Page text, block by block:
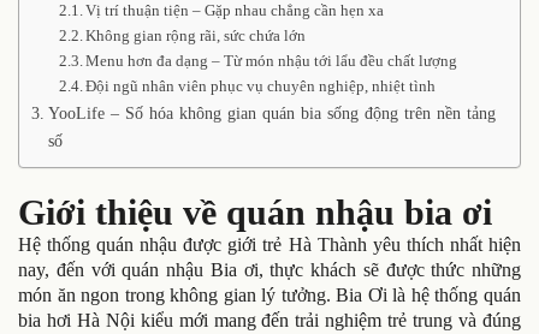
Vị trí thuận tiện – Gặp nhau chẳng cần hẹn xa
Không gian rộng rãi, sức chứa lớn
Menu hơn đa dạng – Từ món nhậu tới lẩu đều chất lượng
Đội ngũ nhân viên phục vụ chuyên nghiệp, nhiệt tình
YooLife – Số hóa không gian quán bia sống động trên nền tảng
số
Giới thiệu về quán nhậu bia ơi
Hệ thống quán nhậu được giới trẻ Hà Thành yêu thích nhất hiện
nay, đến với quán nhậu Bia ơi, thực khách sẽ được thức những
món ăn ngon trong không gian lý tưởng. Bia Ơi là hệ thống quán
bia hơi Hà Nội kiểu mới mang đến trải nghiệm trẻ trung và đúng